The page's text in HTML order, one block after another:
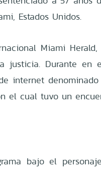
Estados Unidos.
Miami
justicia. Durante en
internet denominado
el cual tuvo un
bajo el